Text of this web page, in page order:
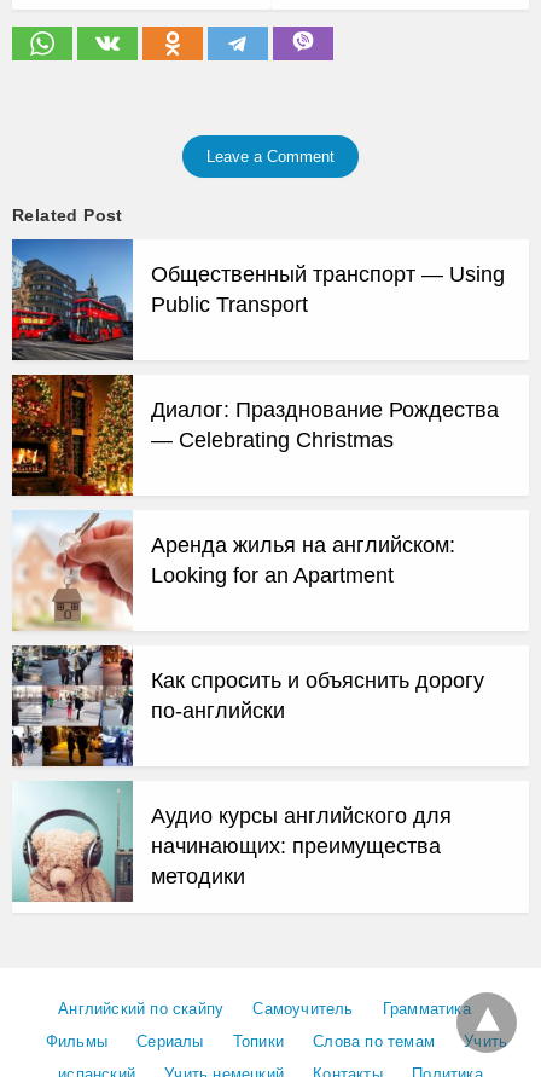
Leave a Comment
Related Post
Общественный транспорт — Using
Public Transport
Диалог: Празднование Рождества
— Celebrating Christmas
Аренда жилья на английском:
Looking for an Apartment
Как спросить и объяснить дорогу
по-английски
Аудио курсы английского для
начинающих: преимущества
методики
Английский по скайпу Самоучитель
Грамматика
Фильмы
Сериалы Топики Слова по темам
Учить